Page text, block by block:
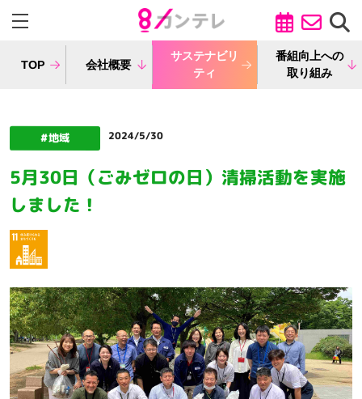
TOP 会社概要
サステナビリ
ティ
番組向上への
取り組み
2024/5/30
5月30日（ごみゼロの日）清掃活動を実施
しました！